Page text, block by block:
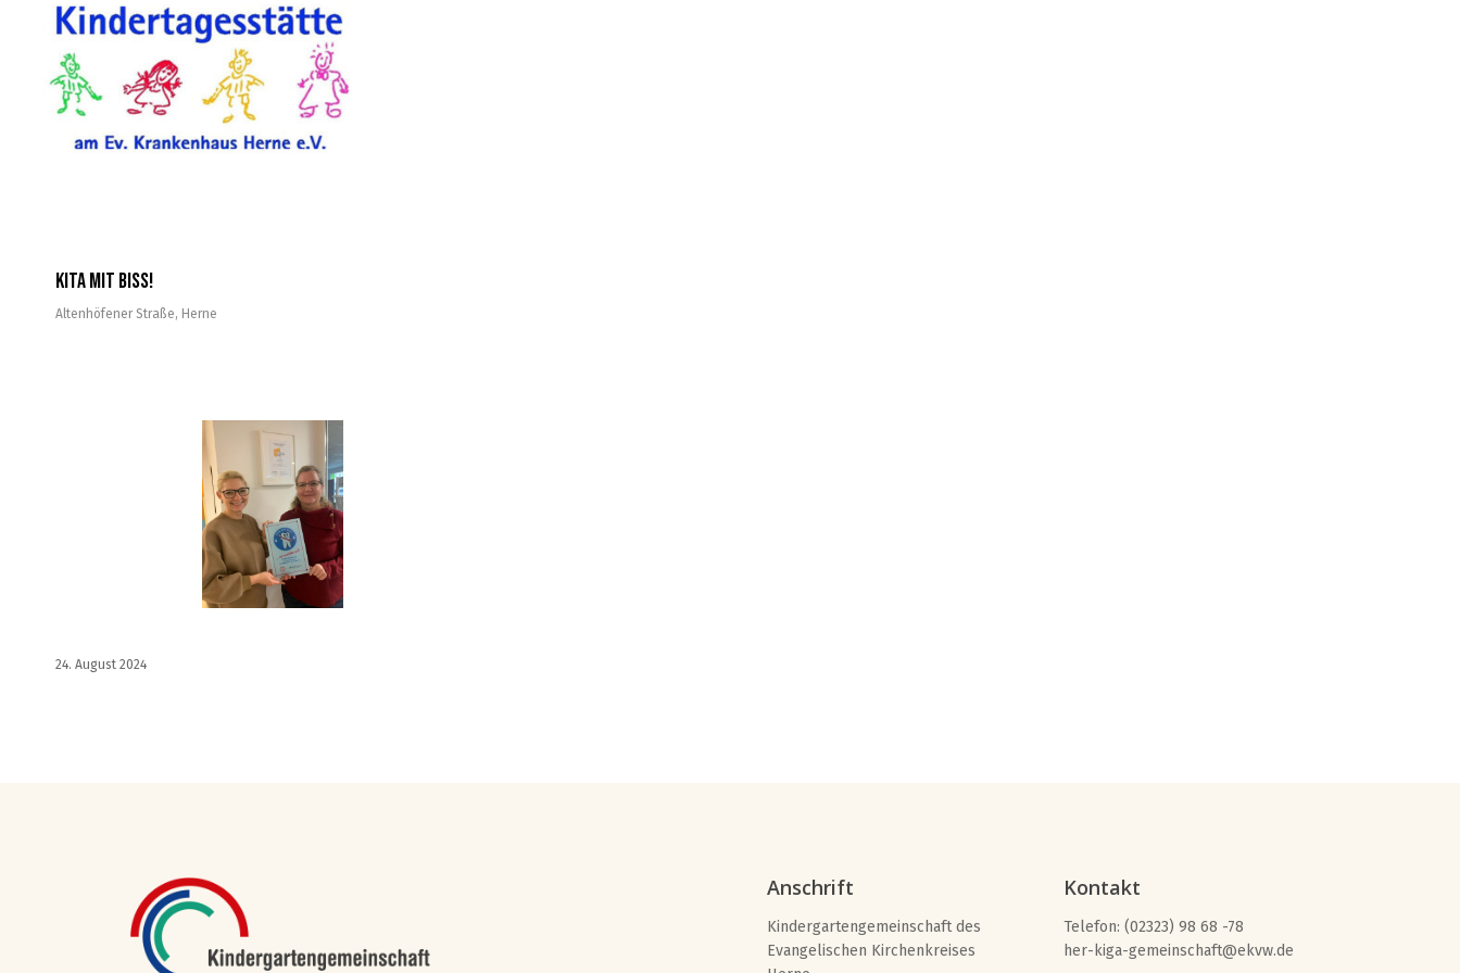
Kita mit Biss!
Altenhöfener Straße, Herne
24. August 2024
Anschrift
Kindergartengemeinschaft des
Evangelischen Kirchenkreises
Kontakt
Telefon: (02323) 98 68 -78
her-kiga-gemeinschaft@ekvw.de